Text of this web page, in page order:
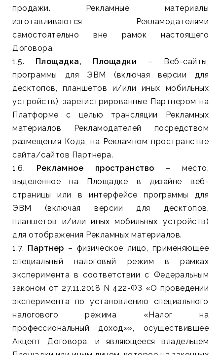
продажи. Рекламные материалы
изготавливаются Рекламодателями
самостоятельно вне рамок настоящего
Договора.
1.5. Площадка, Площадки – Веб-сайты,
программы для ЭВМ (включая версии для
десктопов, планшетов и/или иных мобильных
устройств), зарегистрированные Партнером на
Платформе с целью трансляции Рекламных
материалов Рекламодателей посредством
размещения Кода, на Рекламном пространстве
сайта/сайтов Партнера.
1.6. Рекламное пространство – место,
выделенное на Площадке в дизайне веб-
страницы или в интерфейсе программы для
ЭВМ (включая версии для десктопов,
планшетов и/или иных мобильных устройств)
для отображения Рекламных материалов.
1.7. Партнер – физическое лицо, применяющее
специальный налоговый режим в рамках
эксперимента в соответствии с Федеральным
законом от 27.11.2018 N 422-ФЗ «О проведении
эксперимента по установлению специального
налогового режима «Налог на
профессиональный доход»», осуществившее
Акцепт Договора, и являющееся владельцем